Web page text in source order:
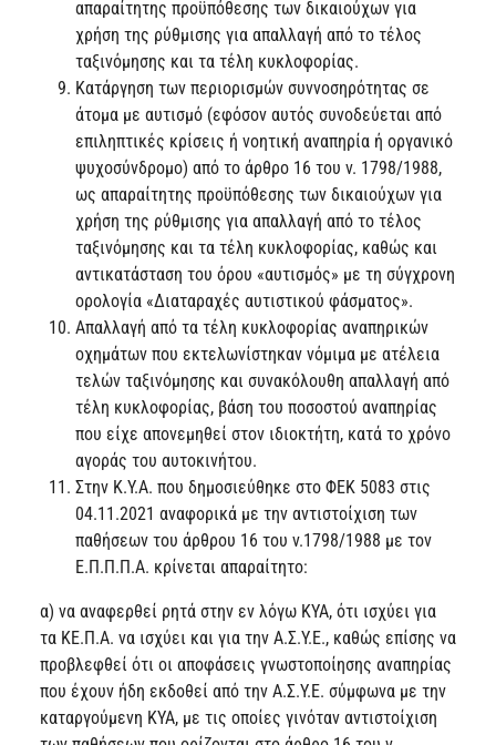
απαραίτητης προϋπόθεσης των δικαιούχων για
χρήση της ρύθμισης για απαλλαγή από το τέλος
ταξινόμησης και τα τέλη κυκλοφορίας.
Κατάργηση των περιορισμών συννοσηρότητας σε
άτομα με αυτισμό (εφόσον αυτός συνοδεύεται από
επιληπτικές κρίσεις ή νοητική αναπηρία ή οργανικό
ψυχοσύνδρομο) από το άρθρο 16 του ν. 1798/1988,
ως απαραίτητης προϋπόθεσης των δικαιούχων για
χρήση της ρύθμισης για απαλλαγή από το τέλος
ταξινόμησης και τα τέλη κυκλοφορίας, καθώς και
αντικατάσταση του όρου «αυτισμός» με τη σύγχρονη
ορολογία «Διαταραχές αυτιστικού φάσματος».
Απαλλαγή από τα τέλη κυκλοφορίας αναπηρικών
οχημάτων που εκτελωνίστηκαν νόμιμα με ατέλεια
τελών ταξινόμησης και συνακόλουθη απαλλαγή από
τέλη κυκλοφορίας, βάση του ποσοστού αναπηρίας
που είχε απονεμηθεί στον ιδιοκτήτη, κατά το χρόνο
αγοράς του αυτοκινήτου.
Στην Κ.Υ.Α. που δημοσιεύθηκε στο ΦΕΚ 5083 στις
04.11.2021 αναφορικά με την αντιστοίχιση των
παθήσεων του άρθρου 16 του ν.1798/1988 με τον
Ε.Π.Π.Π.Α. κρίνεται απαραίτητο:
α) να αναφερθεί ρητά στην εν λόγω ΚΥΑ, ότι ισχύει για
τα ΚΕ.Π.Α. να ισχύει και για την Α.Σ.Υ.Ε., καθώς επίσης να
προβλεφθεί ότι οι αποφάσεις γνωστοποίησης αναπηρίας
που έχουν ήδη εκδοθεί από την Α.Σ.Υ.Ε. σύμφωνα με την
καταργούμενη ΚΥΑ, με τις οποίες γινόταν αντιστοίχιση